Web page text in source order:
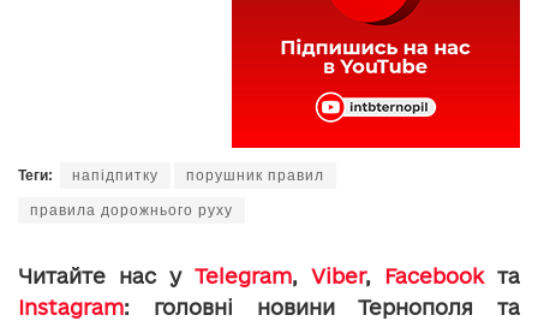
Теги: напідпитку порушник правил
правила дорожнього руху
Читайте нас у Telegram, Viber, Facebookта
Instagram: головні новини Тернополя та